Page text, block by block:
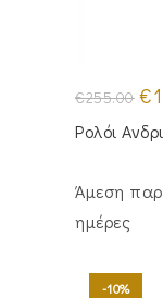
€255.00
was:
€
Ρολόι
Άμεση
ημέρες
-10%